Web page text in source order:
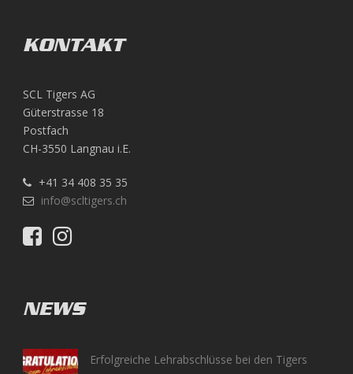
KONTAKT
SCL Tigers AG
Güterstrasse 18
Postfach
CH-3550 Langnau i.E.
+41 34 408 35 35
info@scltigers.ch
NEWS
Erfolgreiche Lehrabschlüsse bei den Tigers